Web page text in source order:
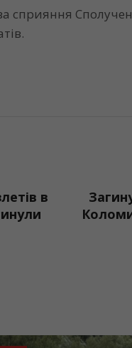
сприяння
в